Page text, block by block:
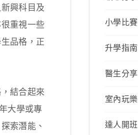
興科目及
重視一些
品格，正
結合起來
大學或專
索潛能、
小學比賽
升學指南
醫生分享
室內玩樂
達人開班